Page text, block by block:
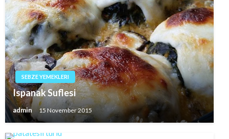
SEBZE YEMEKLERI
Ispanak Suflesi
admin 15 November 2015